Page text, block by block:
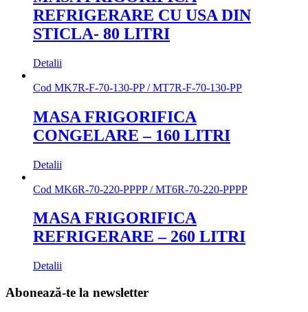
REFRIGERARE CU USA DIN
STICLA- 80 LITRI
Detalii
Cod MK7R-F-70-130-PP / MT7R-F-70-130-PP
MASA FRIGORIFICA
CONGELARE – 160 LITRI
Detalii
Cod MK6R-70-220-PPPP / MT6R-70-220-PPPP
MASA FRIGORIFICA
REFRIGERARE – 260 LITRI
Detalii
Abonează-te la newsletter